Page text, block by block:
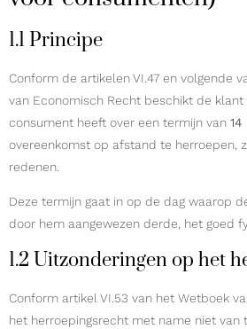
1.1 Principe
Conform de artikelen VI.47 en volgende
van Economisch Recht beschikt de
consument heeft over een termijn van
overeenkomst op afstand te herroepen,
redenen.
Deze termijn gaat in op de dag waarop
door hem aangewezen derde, het goed
1.2 Uitzonderingen op het
Conform artikel VI.53 van het Wetboek
het herroepingsrecht met name niet van